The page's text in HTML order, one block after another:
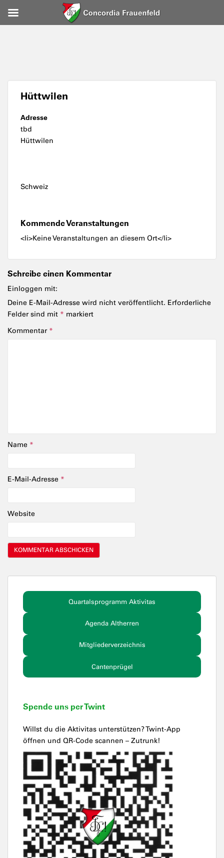
Hüttwilen
Adresse
tbd
Hüttwilen
Schweiz
Kommende Veranstaltungen
<li>Keine Veranstaltungen an diesem Ort</li>
Schreibe einen Kommentar
Einloggen mit:
Deine E-Mail-Adresse wird nicht veröffentlicht. Erforderliche
Felder sind mit * markiert
Kommentar *
Name *
E-Mail-Adresse *
Website
Quartalsprogramm Aktivitas
Agenda Altherren
Mitgliederverzeichnis
Cantenprügel
Spende uns per Twint
Willst du die Aktivitas unterstützen? Twint-App
öffnen und QR-Code scannen – Zutrunk!